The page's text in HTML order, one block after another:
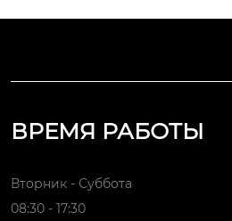
ВРЕМЯ РАБОТЫ
Вторник - Суббота
08:30 - 17:30